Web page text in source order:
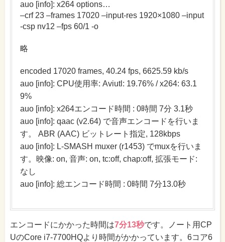
auo [info]: x264 options…
–crf 23 –frames 17020 –input-res 1920×1080 –input
-csp nv12 –fps 60/1 -o
略
encoded 17020 frames, 40.24 fps, 6625.59 kb/s
auo [info]: CPU使用率: Aviutl: 19.76% / x264: 63.1
9%
auo [info]: x264エンコード時間 : 0時間 7分 3.1秒
auo [info]: qaac (v2.64) で音声エンコードを行いま
す。 ABR (AAC) ビットレート指定, 128kbps
auo [info]: L-SMASH muxer (r1453) でmuxを行いま
す。映像: on, 音声: on, tc:off, chap:off, 拡張モード:
なし
auo [info]: 総エンコード時間 : 0時間 7分13.0秒
エンコードにかかった時間は7分13秒です。ノート用CP
UのCore i7-7700HQより時間がかかっています。6コア6